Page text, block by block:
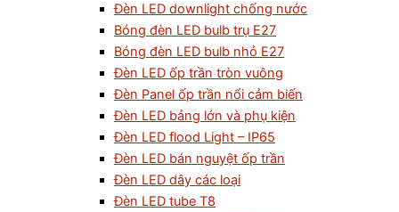
Đèn LED downlight chống nước
Bóng đèn LED bulb trụ E27
Bóng đèn LED bulb nhỏ E27
Đèn LED ốp trần tròn vuông
Đèn Panel ốp trần nổi cảm biến
Đèn LED bảng lớn và phụ kiện
Đèn LED flood Light – IP65
Đèn LED bán nguyệt ốp trần
Đèn LED dây các loại
Đèn LED tube T8